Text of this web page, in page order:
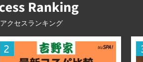
アクセスランキング